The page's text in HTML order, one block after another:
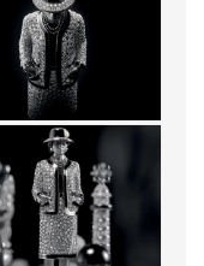
“THE
หนึ่งเดียวในโลก ชุด
และ
อมกรอบด้วยเพชร
บพิเศษใส่สัญลักษณ์
ไปจนถึง
ง Queen ถูก